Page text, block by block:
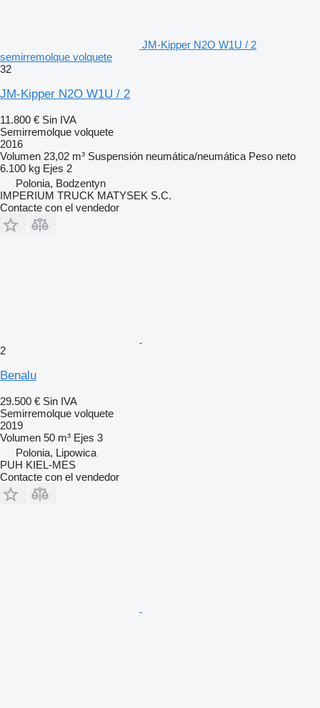
JM-Kipper N2O W1U / 2
semirremolque volquete
32
JM-Kipper N2O W1U / 2
11.800 € Sin IVA
Semirremolque volquete
2016
Volumen 23,02 m³ Suspensión neumática/neumática Peso neto
6.100 kg Ejes 2
Polonia, Bodzentyn
IMPERIUM TRUCK MATYSEK S.C.
Contacte con el vendedor
2
Benalu
29.500 € Sin IVA
Semirremolque volquete
2019
Volumen 50 m³ Ejes 3
Polonia, Lipowica
PUH KIEL-MES
Contacte con el vendedor